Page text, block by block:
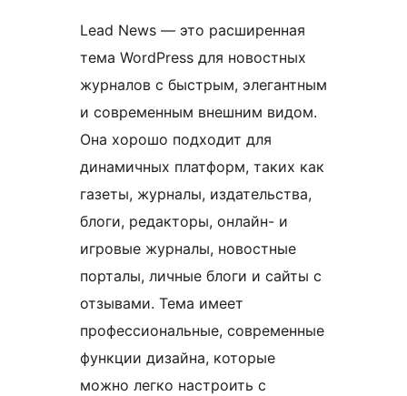
Lead News — это расширенная
тема WordPress для новостных
журналов с быстрым, элегантным
и современным внешним видом.
Она хорошо подходит для
динамичных платформ, таких как
газеты, журналы, издательства,
блоги, редакторы, онлайн- и
игровые журналы, новостные
порталы, личные блоги и сайты с
отзывами. Тема имеет
профессиональные, современные
функции дизайна, которые
можно легко настроить с